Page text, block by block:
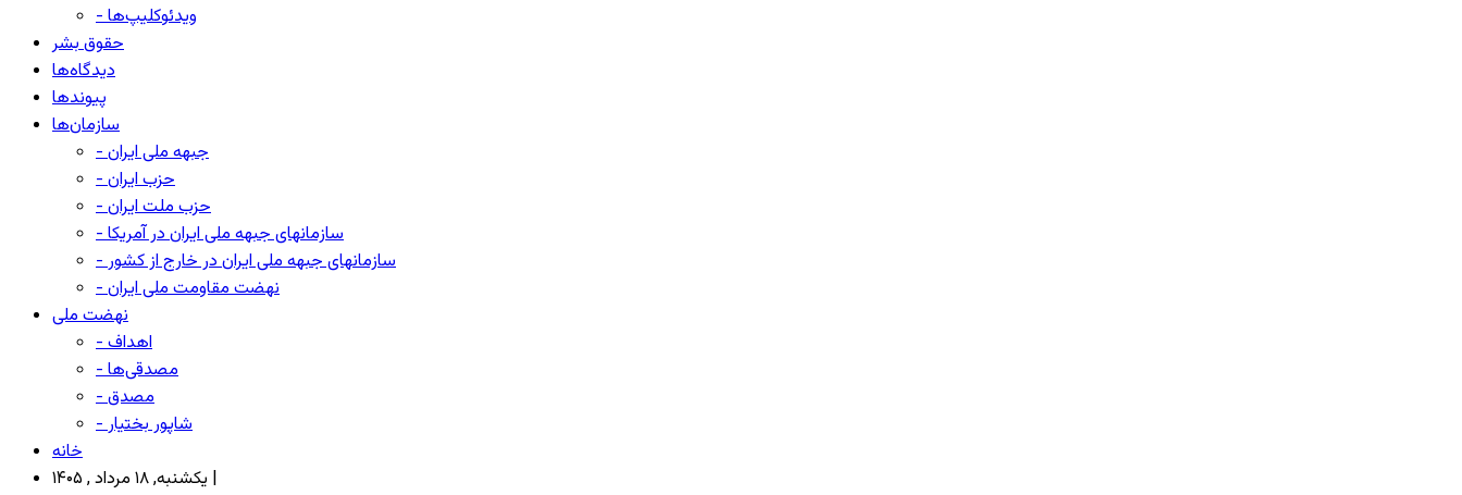
- ویدئوکلیپ‌ها
حقوق بشر
دیدگاه‌ها
پیوندها
سازمان‌ها
- جبهه ملی ایران
- حزب ایران
- حزب ملت ایران
- سازمانهای جبهه ملی ایران در آمریکا
- سازمانهای جبهه ملی ایران در خارج از کشور
- نهضت مقاومت ملی ایران
نهضت ملی
- اهداف
- مصدقی‌ها
- مصدق
- شاپور بختیار
خانه
یکشنبه, ۱۸ مرداد , ۱۴۰۵ |